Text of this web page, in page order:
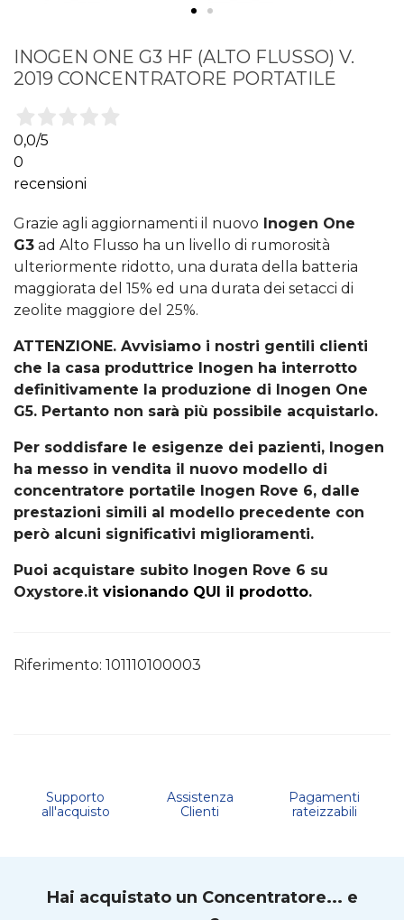
INOGEN ONE G3 HF (ALTO FLUSSO) V.
2019 CONCENTRATORE PORTATILE
0,0/5
0
recensioni
Grazie agli aggiornamenti il nuovo Inogen One
G3 ad Alto Flusso ha un livello di rumorosità
ulteriormente ridotto, una durata della batteria
maggiorata del 15% ed una durata dei setacci di
zeolite maggiore del 25%.
ATTENZIONE. Avvisiamo i nostri gentili clienti
che la casa produttrice Inogen ha interrotto
definitivamente la produzione di Inogen One
G5. Pertanto non sarà più possibile acquistarlo.
Per soddisfare le esigenze dei pazienti, Inogen
ha messo in vendita il nuovo modello di
concentratore portatile Inogen Rove 6, dalle
prestazioni simili al modello precedente con
però alcuni significativi miglioramenti.
Puoi acquistare subito Inogen Rove 6 su
Oxystore.it visionando QUI il prodotto.
Riferimento: 101110100003
Supporto
all'acquisto
Assistenza
Clienti
Pagamenti
rateizzabili
Hai acquistato un Concentratore... e